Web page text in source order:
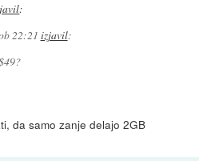
:
22:21 izjavil:
da samo zanje delajo 2GB